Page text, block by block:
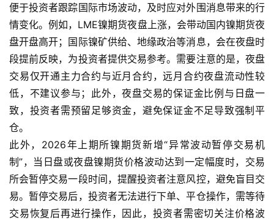
便于投资者跟踪国际市场波动，及时应对外围消息带来的行
情变化。例如，LME镍期货夜盘上涨，会带动国内镍期货夜
盘开盘高开；国际镍矿供给、地缘政治等消息，会在夜盘时
段提前反映，为投资者提供交易参考。需要注意的是，夜盘
交易仅开通主力合约与近月合约，远月合约夜盘流动性较
低，不建议参与；此外，夜盘交易的保证金比例与日盘一
致，投资者需预留足够资金，避免保证金不足导致强制平
仓。
此外，2026年上期所镍期货新增“异常波动暂停交易机
制”，当日盘或夜盘镍期货价格波动达到一定幅度时，交易
所会暂停交易一段时间，提醒投资者注意风控，避免盲目交
易。暂停交易后，投资者无法进行下单、平仓操作，需等待
交易恢复后再进行操作，因此，投资者需密切关注价格波